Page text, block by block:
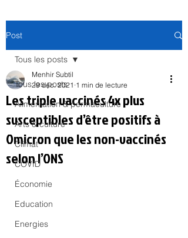
Post
Tous les posts
Alimentation & permaculture
Arts & culture
Climat
COVID
Économie
Education
Energies
Tous les posts
Les triple vaccinés 4x plus
susceptibles d’être positifs à
Omicron que les non-vaccinés
selon l’ONS
Menhir Subtil
29 déc. 2021 1 min de lecture